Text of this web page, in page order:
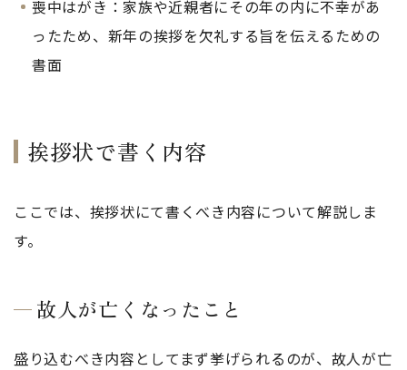
喪中はがき：家族や近親者にその年の内に不幸があ
ったため、新年の挨拶を欠礼する旨を伝えるための
書面
挨拶状で書く内容
ここでは、挨拶状にて書くべき内容について解説しま
す。
故人が亡くなったこと
盛り込むべき内容としてまず挙げられるのが、故人が亡